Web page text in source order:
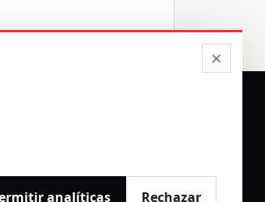
×
analíticas Rechazar